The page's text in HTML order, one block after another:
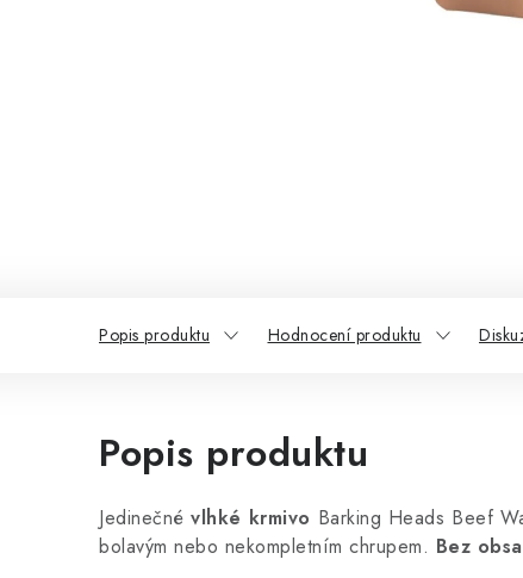
Popis produktu Hodnocení produktu
Popis produktu
Jedinečnévlhké krmivo Barking Heads Beef
bolavým nebo nekompletním chrupem. Bez